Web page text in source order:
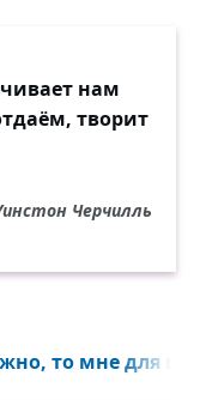
нам
творит
Черчилль
то мне для